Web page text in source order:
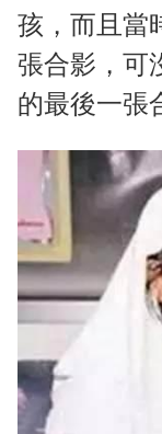
孩，而且當
張合影，可
的最後一張